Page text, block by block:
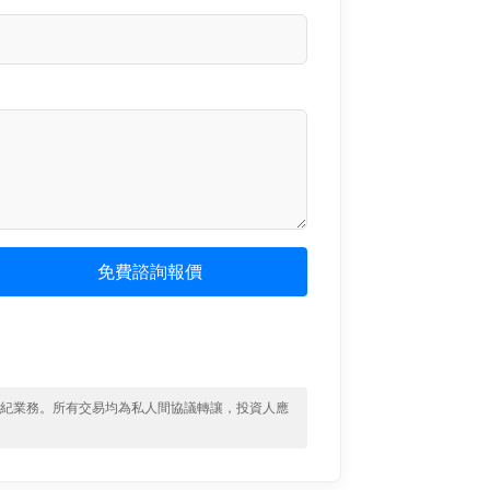
免費諮詢報價
業務。所有交易均為私人間協議轉讓，投資人應